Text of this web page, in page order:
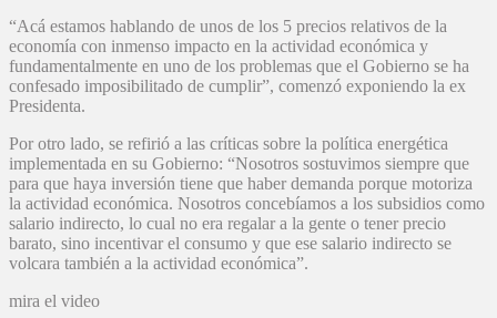
“Acá estamos hablando de unos de los 5 precios relativos de la
economía con inmenso impacto en la actividad económica y
fundamentalmente en uno de los problemas que el Gobierno se ha
confesado imposibilitado de cumplir”, comenzó exponiendo la ex
Presidenta.
Por otro lado, se refirió a las críticas sobre la política energética
implementada en su Gobierno: “Nosotros sostuvimos siempre que
para que haya inversión tiene que haber demanda porque motoriza
la actividad económica. Nosotros concebíamos a los subsidios como
salario indirecto, lo cual no era regalar a la gente o tener precio
barato, sino incentivar el consumo y que ese salario indirecto se
volcara también a la actividad económica”.
mira el video